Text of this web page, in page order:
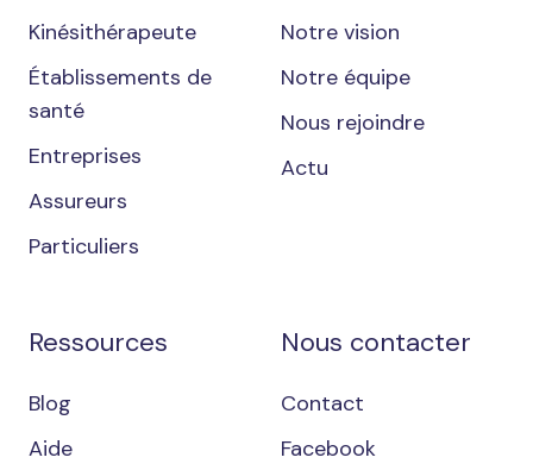
Kinésithérapeute
Établissements de
santé
Entreprises
Assureurs
Particuliers
Notre vision
Notre équipe
Nous rejoindre
Actu
Ressources
Blog
Aide
Nous contacter
Contact
Facebook